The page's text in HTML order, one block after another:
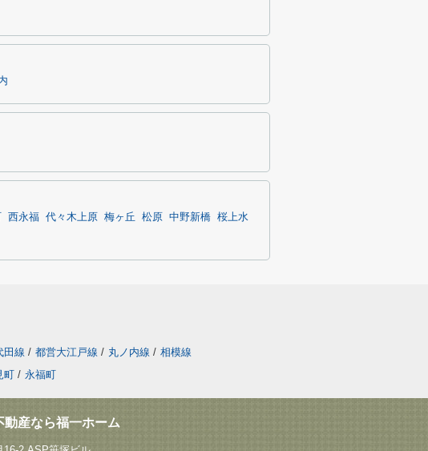
西永福 代々木上原 梅ヶ丘 松原 中野新橋 桜上水
田線 / 都営大江戸線 / 丸ノ内線 / 相模線
町 / 永福町
産なら福一ホーム